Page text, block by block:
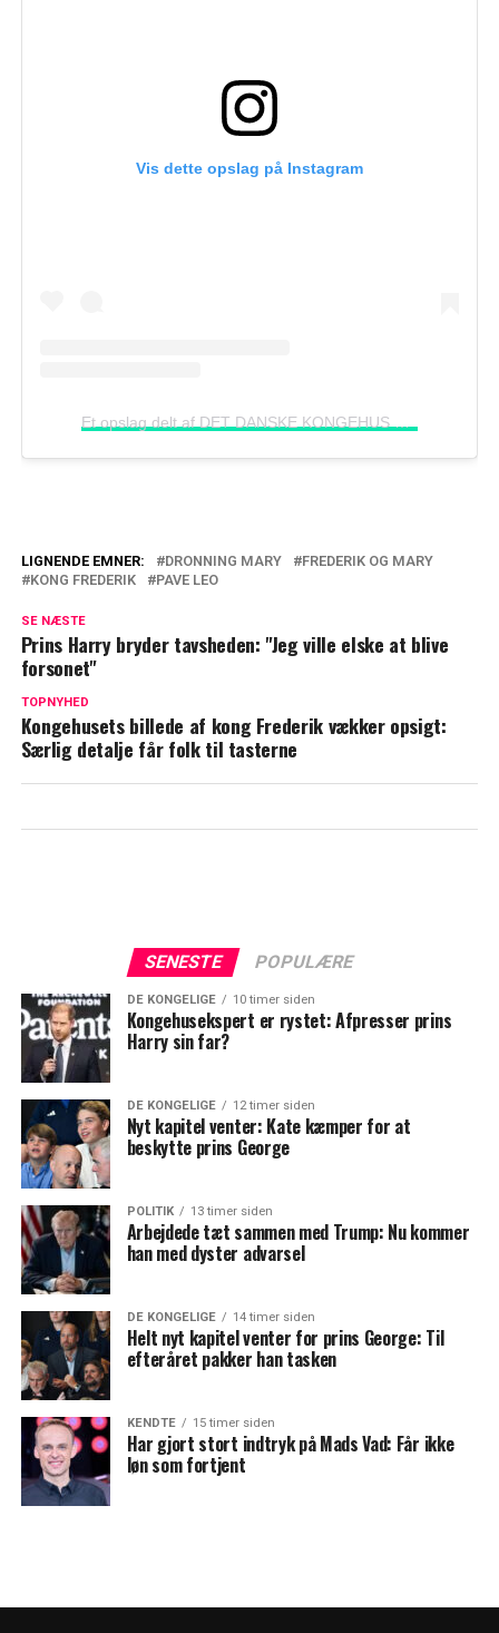
Vis dette opslag på Instagram
Et opslag delt af DET DANSKE KONGEHUS
Vækker opsigt: Så dyrt var det at få
Royalt besøg tog uventet drejning: Gave
sammen i grin
LIGNENDE EMNER: DRONNING MARY
FREDERIK OG MARY
KONG FREDERIK
PAVE LEO
SE NÆSTE
Prins Harry bryder tavsheden: "Jeg ville elske at blive
forsonet"
TOPNYHED
Kongehusets billede af kong Frederik vækker opsigt:
Særlig detalje får folk til tasterne
SENESTE POPULÆRE
DE KONGELIGE 10 timer siden
Kongehusekspert er rystet: Afpresser prins
Harry sin far?
DE KONGELIGE 12 timer siden
Nyt kapitel venter: Kate kæmper for at
beskytte prins George
POLITIK 13 timer siden
Arbejdede tæt sammen med Trump: Nu kommer
han med dyster advarsel
DE KONGELIGE 14 timer siden
Helt nyt kapitel venter for prins George: Til
efteråret pakker han tasken
KENDTE 15 timer siden
Har gjort stort indtryk på Mads Vad: Får ikke
løn som fortjent